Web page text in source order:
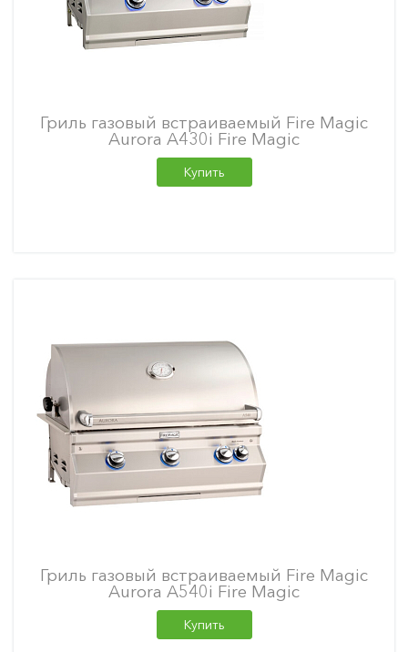
Гриль газовый встраиваемый Fire Magic
Aurora A430i Fire Magic
Купить
Гриль газовый встраиваемый Fire Magic
Aurora A540i Fire Magic
Купить